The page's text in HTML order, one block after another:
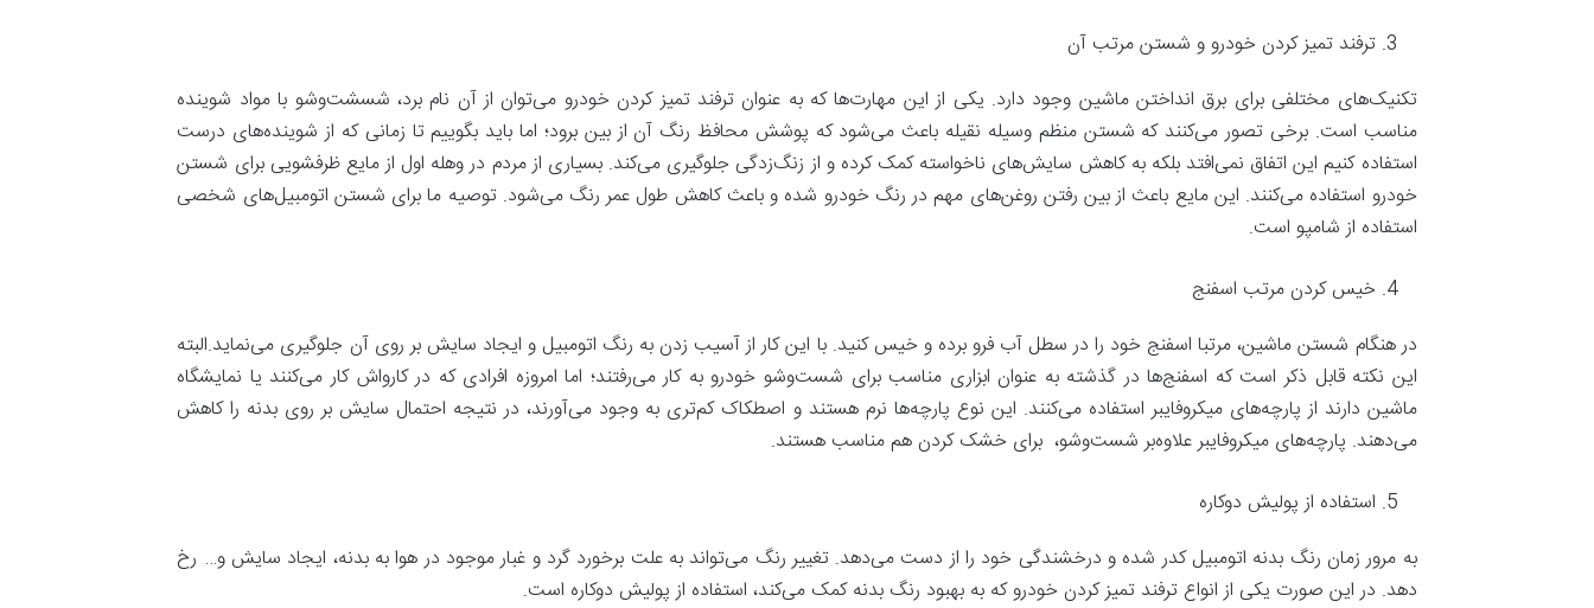
ترفند تمیز کردن خودرو و شستن مرتب آن
تکنیک‌های مختلفی برای برق انداختن ماشین وجود دارد. یکی از این مهارت‌ها که به عنوان ترفند تمیز کردن خودرو می‌توان از آن نام برد، شسشت‌و‌شو با مواد شوینده
مناسب است. برخی تصور می‌کنند که شستن منظم وسیله نقیله باعث می‌شود که پوشش محافظ رنگ آن از بین برود؛ اما باید بگوییم تا زمانی که از شوینده‌های درست
استفاده کنیم این اتفاق نمی‌افتد بلکه به کاهش سایش‌های ناخواسته کمک کرده و از زنگ‌زدگی جلوگیری می‌کند. بسیاری از مردم در وهله اول از مایع ظرفشویی برای شستن
خودرو استفاده می‌کنند. این مایع باعث از بین رفتن روغن‌های مهم در رنگ خودرو شده و باعث کاهش طول عمر رنگ می‌شود. توصیه ما برای شستن اتومبیل‌های شخصی
استفاده از شامپو است.
خیس کردن مرتب اسفنج
در هنگام شستن ماشین، مرتبا اسفنج خود را در سطل آب فرو برده و خیس کنید. ‌با این کار از آسیب زدن به رنگ اتومبیل و ایجاد سایش بر روی آن جلوگیری می‌نماید.البته
این نکته قابل ذکر است که اسفنج‌ها در گذشته به عنوان ابزاری مناسب برای شست‌و‌شو خودرو به کار می‌رفتند؛ اما امروزه افرادی که در کارواش کار می‌کنند یا نمایشگاه
ماشین دارند از پارچه‌های میکروفایبر استفاده می‌کنند. این نوع پارچه‌ها نرم هستند و اصطکاک کم‌تری به وجود می‌آورند، در نتیجه احتمال سایش بر روی بدنه را کاهش
می‌دهند. پارچه‌های میکروفایبر علاوه‌بر شست‌وشو، برای خشک کردن هم مناسب هستند.
استفاده از پولیش دوکاره
به مرور زمان رنگ بدنه اتومبیل کدر شده و درخشندگی خود را از دست می‌دهد. تغییر رنگ می‌تواند به علت برخورد گرد ‌و‌ غبار موجود در هوا به بدنه، ایجاد سایش و… رخ
دهد. در این صورت یکی از انواع ترفند تمیز کردن خودرو که به بهبود رنگ بدنه کمک می‌کند، استفاده از پولیش دوکاره است.